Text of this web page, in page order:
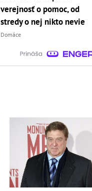
verejnosť o pomoc, od
stredy o nej nikto nevie
Domáce